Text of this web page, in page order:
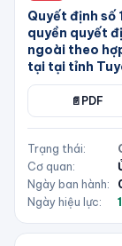
Quyết định
quyền quyết
ngoài theo
tại tại tỉnh
📄 PDF
Trạng thái:
Cơ quan:
Ngày ban hành:
Ngày hiệu lực: